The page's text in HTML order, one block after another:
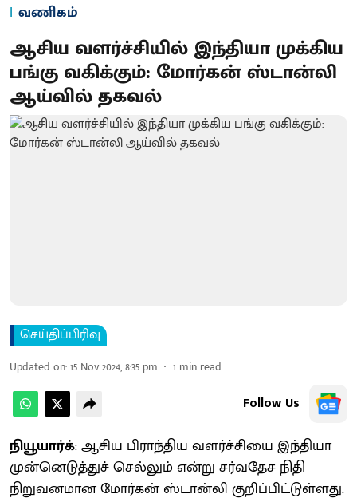
வணிகம்
ஆசிய வளர்ச்சியில் இந்தியா முக்கிய
பங்கு வகிக்கும்: மோர்கன் ஸ்டான்லி
ஆய்வில் தகவல்
செய்திப்பிரிவு
Updated on:15 Nov 2024, 8:35 pm 1 min read
Follow Us
நியூயார்க்: ஆசிய பிராந்திய வளர்ச்சியை இந்தியா
முன்னெடுத்துச் செல்லும் என்று சர்வதேச நிதி
நிறுவனமான மோர்கன் ஸ்டான்லி குறிப்பிட்டுள்ளது.